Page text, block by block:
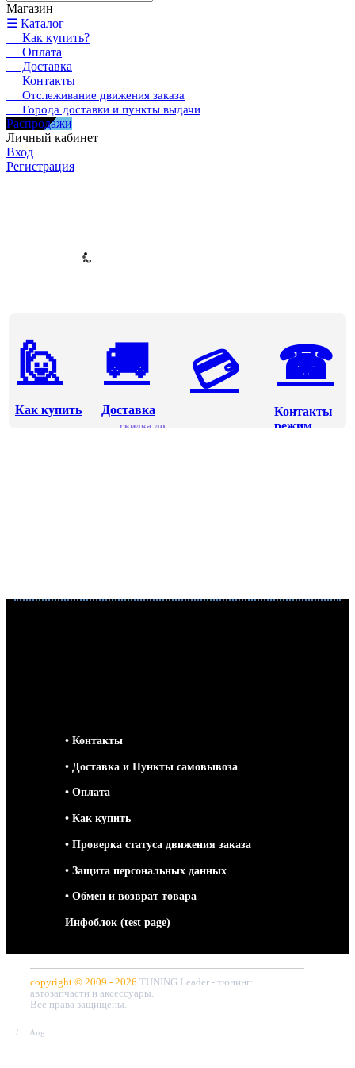
Магазин
☰ Каталог
Как купить?
Оплата
Доставка
Контакты
Отслеживание движения заказа
Города доставки и пункты выдачи
Распродажи
Личный кабинет
Вход
Регистрация
...
🙋
Как купить
🚚
Доставка
скидка до ...
💳 ☎
Контакты
режим
• Контакты
• Доставка и Пункты самовывоза
• Оплата
• Как купить
• Проверка статуса движения заказа
• Защита персональных данных
• Обмен и возврат товара
Инфоблок (test page)
copyright © 2009 - 2026 TUNING Leader - тюнинг:
автозапчасти и аксессуары.
Все права защищены.
... / ... Aug